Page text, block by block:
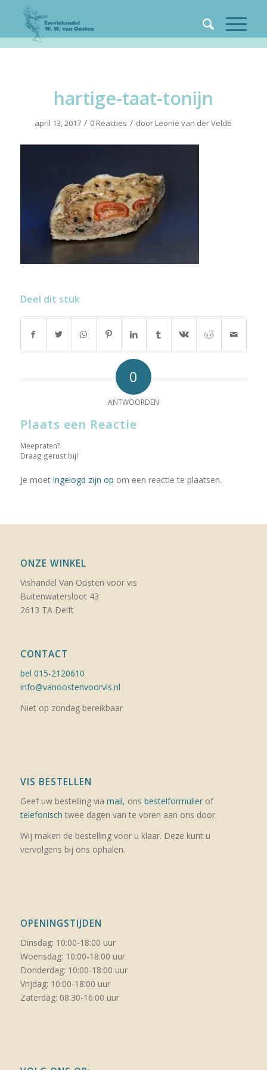
hartige-taat-tonijn
april 13, 2017 / 0 Reacties / door Leonie van der Velde
Deel dit stuk
0
ANTWOORDEN
Plaats een Reactie
Meepraten?
Draag gerust bij!
Je moet ingelogd zijn op om een reactie te plaatsen.
ONZE WINKEL
Vishandel Van Oosten voor vis
Buitenwatersloot 43
2613 TA Delft
CONTACT
bel 015-2120610
info@vanoostenvoorvis.nl
Niet op zondag bereikbaar
VIS BESTELLEN
Geef uw bestelling via mail, ons bestelformulierof
telefonisch twee dagen van te voren aan ons door.
Wij maken de bestelling voor u klaar. Deze kunt u
vervolgens bij ons ophalen.
OPENINGSTIJDEN
Dinsdag: 10:00-18:00 uur
Woensdag: 10:00-18:00 uur
Donderdag: 10:00-18:00 uur
Vrijdag: 10:00-18:00 uur
Zaterdag: 08:30-16:00 uur